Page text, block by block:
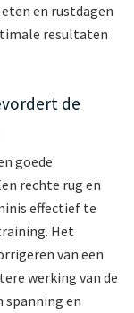
en rustdagen
resultaten
de
goede
rechte rug en
effectief te
Het
van een
werking van de
spanning en